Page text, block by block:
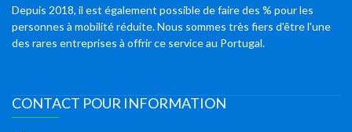
Depuis 2018, il est également possible de faire des % pour les
personnes à mobilité réduite. Nous sommes très fiers d'être l'une
des rares entreprises à offrir ce service au Portugal.
CONTACT POUR INFORMATION